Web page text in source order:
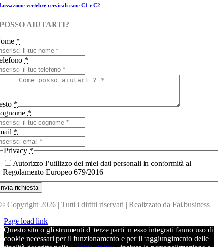
Lussazione vertebre cervicali cane C1 e C2
POSSO AIUTARTI?
*
*
*
*
*
Privacy *
Autorizzo l’utilizzo dei miei dati personali in conformità al
Regolamento Europeo 679/2016
richiesta
© Copyright 2026 | Tutti i diritti riservati | Realizzato da Fai.business
Page load link
Questo sito o gli strumenti di terze parti in esso integrati fanno uso di
cookie necessari per il funzionamento e per il raggiungimento delle